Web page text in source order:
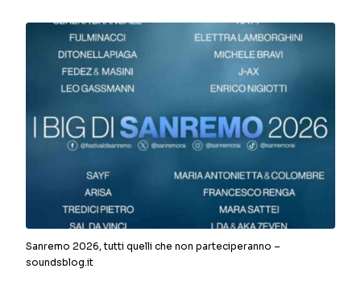
Sanremo 2026, tutti quelli che non parteciperanno –
soundsblog.it